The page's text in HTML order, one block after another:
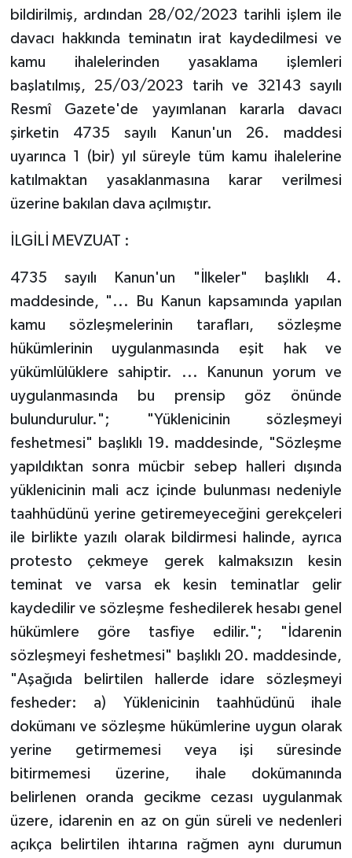
bildirilmiş, ardından 28/02/2023 tarihli işlem ile
davacı hakkında teminatın irat kaydedilmesi ve
kamu ihalelerinden yasaklama işlemleri
başlatılmış, 25/03/2023 tarih ve 32143 sayılı
Resmî Gazete'de yayımlanan kararla davacı
şirketin 4735 sayılı Kanun'un 26. maddesi
uyarınca 1 (bir) yıl süreyle tüm kamu ihalelerine
katılmaktan yasaklanmasına karar verilmesi
üzerine bakılan dava açılmıştır.
İLGİLİ MEVZUAT :
4735 sayılı Kanun'un "İlkeler" başlıklı 4.
maddesinde, "... Bu Kanun kapsamında yapılan
kamu sözleşmelerinin tarafları, sözleşme
hükümlerinin uygulanmasında eşit hak ve
yükümlülüklere sahiptir. ... Kanunun yorum ve
uygulanmasında bu prensip göz önünde
bulundurulur."; "Yüklenicinin sözleşmeyi
feshetmesi" başlıklı 19. maddesinde, "Sözleşme
yapıldıktan sonra mücbir sebep halleri dışında
yüklenicinin mali acz içinde bulunması nedeniyle
taahhüdünü yerine getiremeyeceğini gerekçeleri
ile birlikte yazılı olarak bildirmesi halinde, ayrıca
protesto çekmeye gerek kalmaksızın kesin
teminat ve varsa ek kesin teminatlar gelir
kaydedilir ve sözleşme feshedilerek hesabı genel
hükümlere göre tasfiye edilir."; "İdarenin
sözleşmeyi feshetmesi" başlıklı 20. maddesinde,
"Aşağıda belirtilen hallerde idare sözleşmeyi
fesheder: a) Yüklenicinin taahhüdünü ihale
dokümanı ve sözleşme hükümlerine uygun olarak
yerine getirmemesi veya işi süresinde
bitirmemesi üzerine, ihale dokümanında
belirlenen oranda gecikme cezası uygulanmak
üzere, idarenin en az on gün süreli ve nedenleri
açıkça belirtilen ihtarına rağmen aynı durumun